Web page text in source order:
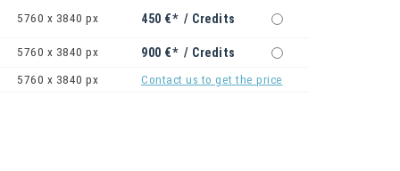
5760 x 3840 px 450 €* / Credits
5760 x 3840 px 900 €* / Credits
5760 x 3840 px Contact us to get the price